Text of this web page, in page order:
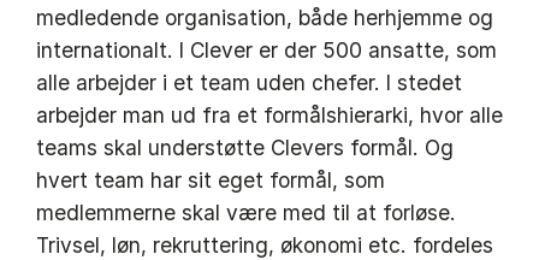
medledende organisation, både herhjemme og
internationalt. I Clever er der 500 ansatte, som
alle arbejder i et team uden chefer. I stedet
arbejder man ud fra et formålshierarki, hvor alle
teams skal understøtte Clevers formål. Og
hvert team har sit eget formål, som
medlemmerne skal være med til at forløse.
Trivsel, løn, rekruttering, økonomi etc. fordeles